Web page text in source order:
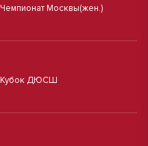
Чемпионат Москвы(жен.)
Кубок ДЮСШ